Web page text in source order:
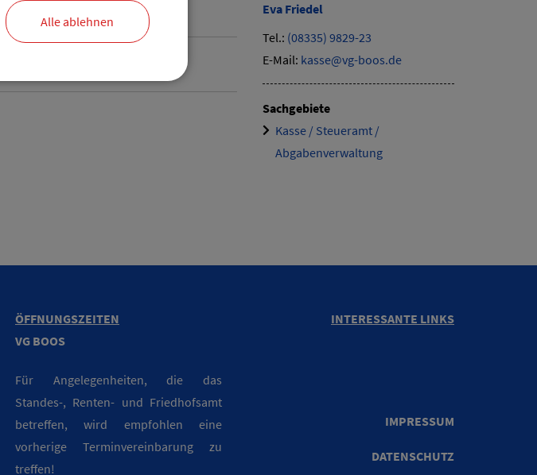
Eva Friedel
Tel.: (08335) 9829-23
E-Mail: kasse@vg-boos.de
Sachgebiete
Kasse / Steueramt /
Abgabenverwaltung
ÖFFNUNGSZEITEN
VG BOOS
Für Angelegenheiten, die das
Standes-, Renten- und Friedhofsamt
betreffen, wird empfohlen eine
vorherige Terminvereinbarung zu
treffen!
INTERESSANTE LINKS
IMPRESSUM
DATENSCHUTZ
Alle ablehnen